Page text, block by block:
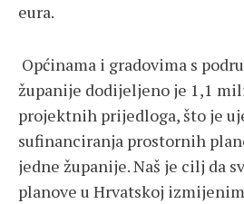
eura.
Općinama i gradovima s
županije dodijeljeno je 1,1
projektnih prijedloga, što je
sufinanciranja prostornih
jedne županije. Naš je cilj da
planove u Hrvatskoj